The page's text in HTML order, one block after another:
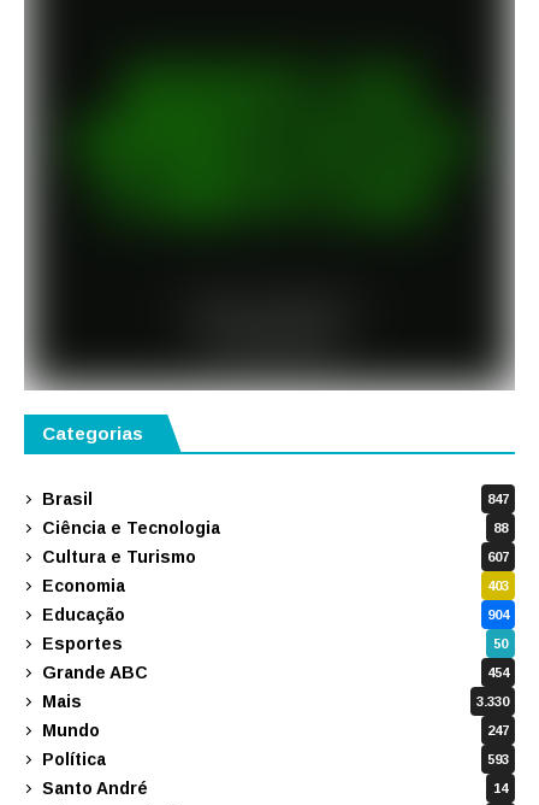
Categorias
Brasil 847
Ciência e Tecnologia 88
Cultura e Turismo 607
Economia 403
Educação 904
Esportes 50
Grande ABC 454
Mais 3.330
Mundo 247
Política 593
Santo André 14